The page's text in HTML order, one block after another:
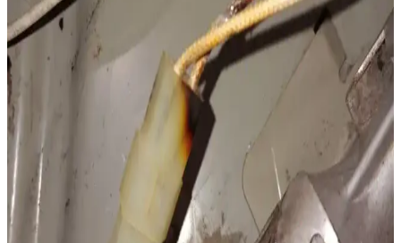
Whirlpool WFG320M0BS model gazlı fırınlarda kapı camı kırılması
durumunda parça temini, işçilik ve maliyet değerlendirmeleri
önemlidir. Onarım ve değişim süreçleri güvenlik ve ekonomik
açıdan ele alınmalıdır.
Kurutucularda Isıtma Elemanının Kızarması ve
Güvenlik Önlemleri Hakkında Bilgi
Kurutucularda ısıtma elemanının kırmızı renkte parlaması normaldir
ancak hava akışının engellenmemesi, kapının kapalı olması ve
düzenli bakım hayati önem taşır. Aşırı ısınma riskine karşı dikkat
edilmelidir.